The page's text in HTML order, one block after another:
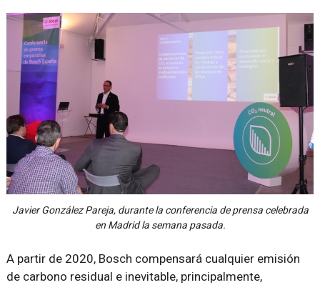
Javier González Pareja, durante la conferencia de prensa celebrada
en Madrid la semana pasada.
A partir de 2020, Bosch compensará cualquier emisión
de carbono residual e inevitable, principalmente,